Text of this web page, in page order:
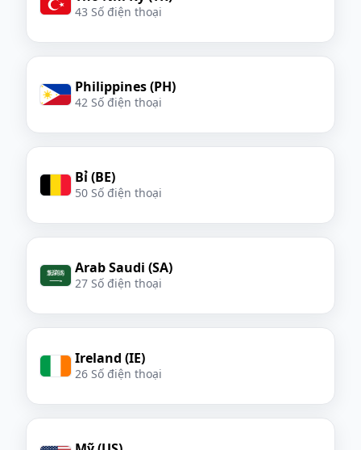
43 Số điện thoại
Philippines (PH)
42 Số điện thoại
Bỉ (BE)
50 Số điện thoại
Arab Saudi (SA)
27 Số điện thoại
Ireland (IE)
26 Số điện thoại